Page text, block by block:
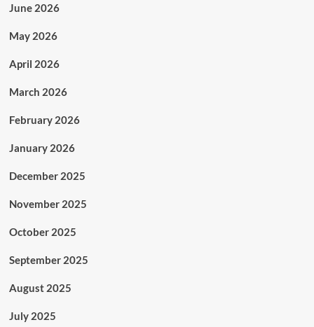
June 2026
May 2026
April 2026
March 2026
February 2026
January 2026
December 2025
November 2025
October 2025
September 2025
August 2025
July 2025